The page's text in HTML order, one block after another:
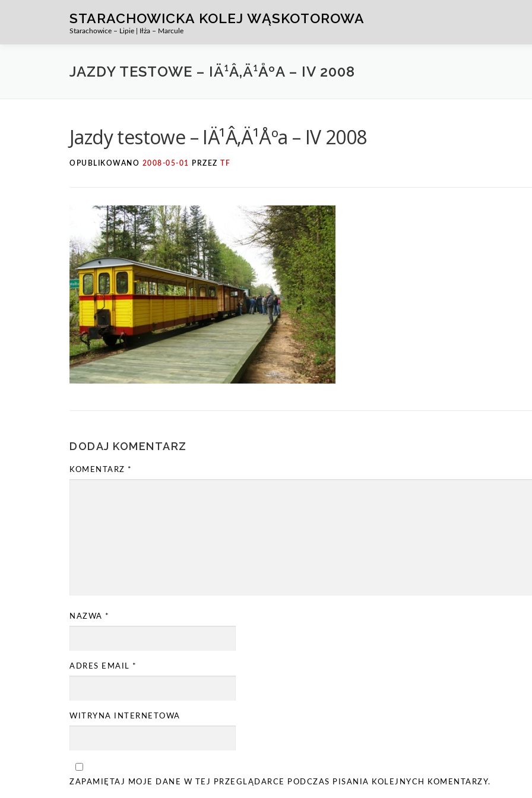
STARACHOWICKA KOLEJ WĄSKOTOROWA
Starachowice – Lipie | Iłża – Marcule
JAZDY TESTOWE – IÄ¹Â‚Ä¹ÅºA – IV 2008
Jazdy testowe – IÄ¹Â‚Ä¹Åºa – IV 2008
OPUBLIKOWANO 2008-05-01 PRZEZ TF
DODAJ KOMENTARZ
KOMENTARZ *
NAZWA *
ADRES EMAIL *
WITRYNA INTERNETOWA
ZAPAMIĘTAJ MOJE DANE W TEJ PRZEGLĄDARCE PODCZAS PISANIA KOLEJNYCH KOMENTARZY.